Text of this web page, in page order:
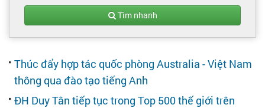
Tìm nhanh
Thúc đẩy hợp tác quốc phòng Australia - Việt Nam
thông qua đào tạo tiếng Anh
ĐH Duy Tân tiếp tục trong Top 500 thế giới trên